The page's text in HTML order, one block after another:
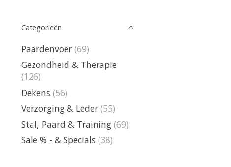
Categorieën
Paardenvoer (69)
Gezondheid & Therapie
(126)
Dekens (56)
Verzorging & Leder (55)
Stal, Paard & Training (69)
Sale % - & Specials (38)